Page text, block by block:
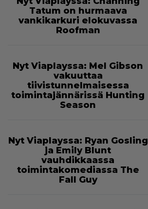
Tatum on hurmaava
vankikarkuri elokuvassa
Roofman
Nyt Viaplayssa: Mel Gibson
vakuuttaa
tiivistunnelmaisessa
toimintajännärissä Hunting
Season
Nyt Viaplayssa: Ryan Gosling
ja Emily Blunt
vauhdikkaassa
toimintakomediassa The
Fall Guy